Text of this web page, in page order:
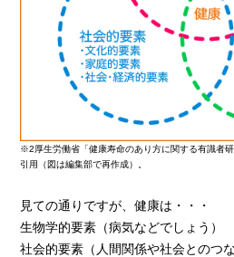
※2厚生労働省「健康寿命のあり方に関する有識者
引用（図は編集部で再作成）。
見ての通りですが、健康は・・・
生物学的要素（病気などでしょう）
社会的要素（人間関係や社会とのつ